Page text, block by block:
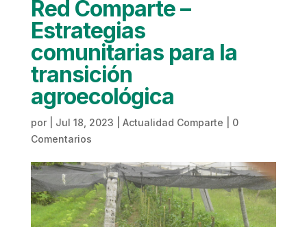
Red Comparte –
Estrategias
comunitarias para la
transición
agroecológica
por Jul 18, 2023 Actualidad Comparte
0
Comentarios